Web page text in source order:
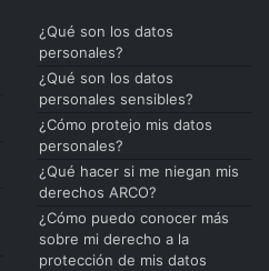
¿Qué son los datos
personales?
¿Qué son los datos
personales sensibles?
¿Cómo protejo mis datos
personales?
¿Qué hacer si me niegan mis
derechos ARCO?
¿Cómo puedo conocer más
sobre mi derecho a la
protección de mis datos